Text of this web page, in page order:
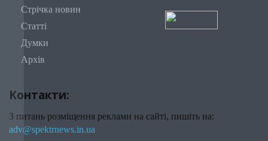
Стрічка новин
Статті
Думки
Архів
Контакти:
З питань розміщення реклами на сайті, пишіть на:
adv@spektrnews.in.ua